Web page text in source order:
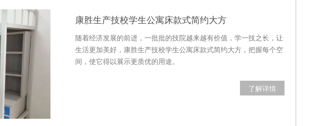
康胜生产技校学生公寓床款式简约大方
随着经济发展的前进，一批批的技院越来越有价值，学一技之长，让
生活更加美好，康胜生产技校学生公寓床款式简约大方，把握每个空
间，使它得以展示更质优的用途。
了解详情